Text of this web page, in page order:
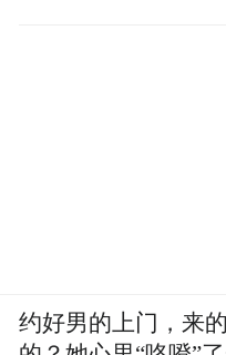
约好男的上门，来